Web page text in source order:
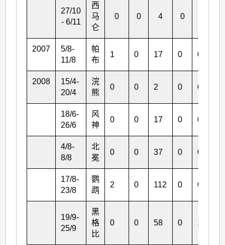
27/10
- 6/11
西
马
仑
0 0 4 0
2007
5/8-
11/8
帕
布
1 0 17 0 0
2008
15/4-
20/4
浣
熊
0 0 2 0 0
18/6-
26/6
风
神
0 0 17 0 0
4/8-
8/8
北
冕
0 0 37 0 0
17/8-
23/8
鹦
鹉
2 0 112 0 0
19/9-
25/9
黑
格
比
0 0 58 0 10